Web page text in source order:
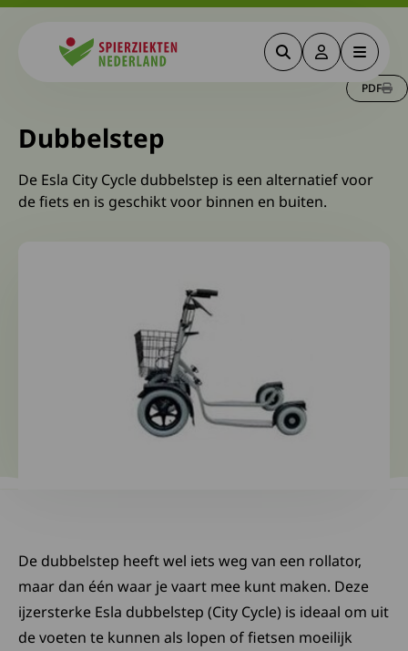
ZoekenDeze link
Menu
PDF
Dubbelstep
De Esla City Cycle dubbelstep is een alternatief voor
de fiets en is geschikt voor binnen en buiten.
De dubbelstep heeft wel iets weg van een rollator,
maar dan één waar je vaart mee kunt maken. Deze
ijzersterke Esla dubbelstep (City Cycle) is ideaal om uit
de voeten te kunnen als lopen of fietsen moeilijk